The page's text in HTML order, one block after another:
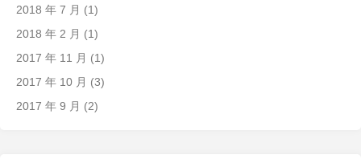
2018 年 7 月 (1)
2018 年 2 月 (1)
2017 年 11 月 (1)
2017 年 10 月 (3)
2017 年 9 月 (2)